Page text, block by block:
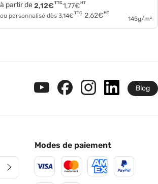
à partir de
1,77€HT
2,12€ TTC
ou personnalisé dès 3,14€ TTC 2,62€HT
145g/m²
Blog
Modes de paiement